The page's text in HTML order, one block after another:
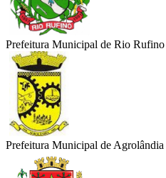
Prefeitura Municipal de Rio Rufino
Prefeitura Municipal de Agrolândia